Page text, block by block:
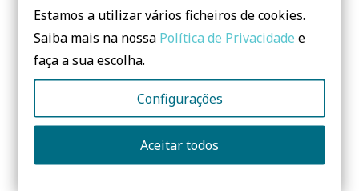
Apoio:
Partilhar:
Estamos a utilizar vários ficheiros de cookies.
Saiba mais na nossa Política de Privacidade e
faça a sua escolha.
Configurações
Aceitar todos